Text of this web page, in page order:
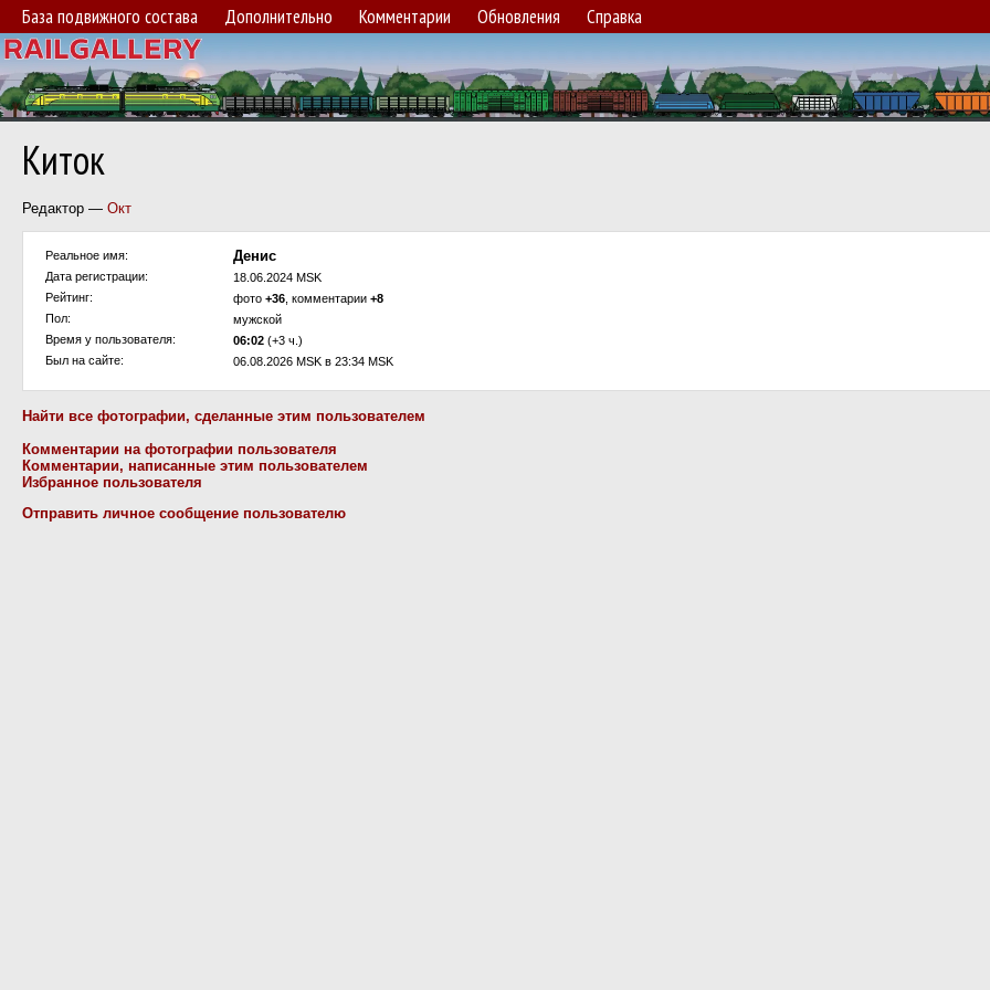
База подвижного состава Дополнительно Комментарии Обновления Справка
Киток
Редактор — Окт
Реальное имя: Денис
Дата регистрации:
18.06.2024 MSK
Рейтинг:
фото +36 , комментарии +8
Пол:
мужской
Время у пользователя:
06:02 (+3 ч.)
Был на сайте:
06.08.2026 MSK в 23:34 MSK
Найти все фотографии, сделанные этим пользователем
Комментарии на фотографии пользователя
Комментарии, написанные этим пользователем
Избранное пользователя
Отправить личное сообщение пользователю